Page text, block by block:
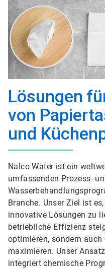
Lösungen
von
und
Nalco Water ist ein
umfassenden Prozess-
Branche. Unser Ziel ist
innovative Lösungen zu
betriebliche Effizienz
optimieren, sondern
maximieren. Unser
integriert chemische